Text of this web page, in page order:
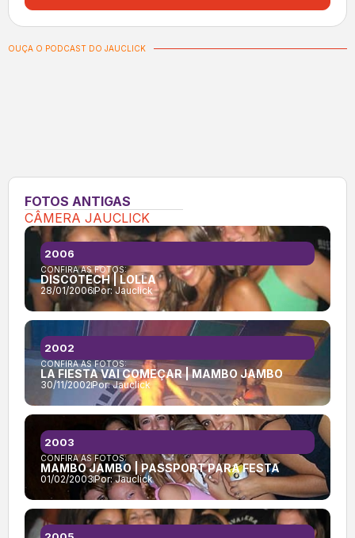
OUÇA O PODCAST DO JAUCLICK
FOTOS ANTIGAS
CÂMERA JAUCLICK
CONFIRA AS FOTOS:
DISCOTECH | LOLLA
28/01/2006 Por: Jauclick
2006
CONFIRA AS FOTOS:
LA FIESTA VAI COMEÇAR | MAMBO JAMBO
30/11/2002Por:Jauclick
2002
CONFIRA AS FOTOS:
MAMBO JAMBO | PASSPORT PARA FESTA
01/02/2003Por:Jauclick
2003